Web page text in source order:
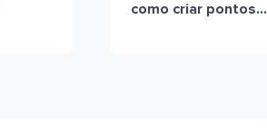
como criar pontos...